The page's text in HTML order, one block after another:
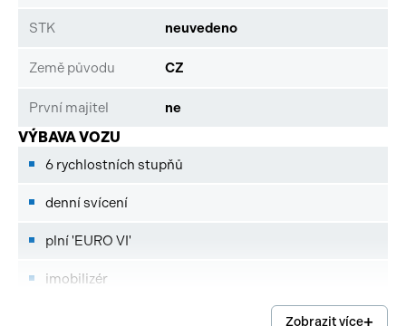
STK neuvedeno
Země původu CZ
První majitel ne
VÝBAVA VOZU
6 rychlostních stupňů
denní svícení
plní 'EURO VI'
imobilizér
Zobrazit více